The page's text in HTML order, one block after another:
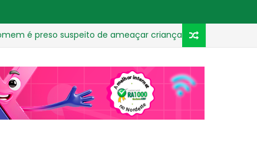
suspeito de ameaçar criança e exigir vídeos sexuais na